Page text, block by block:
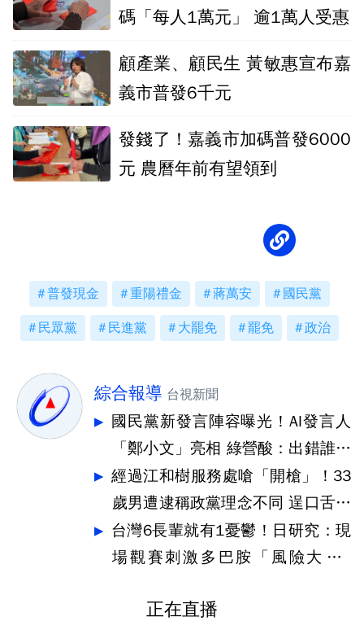
碼「每人1萬元」 逾1萬人受惠
顧產業、顧民生 黃敏惠宣布嘉
義市普發6千元
發錢了！嘉義市加碼普發6000
元 農曆年前有望領到
普發現金 重陽禮金 蔣萬安 國民黨
民眾黨 民進黨 大罷免 罷免 政治
綜合報導 台視新聞
國民黨新發言陣容曝光！AI發言人
「鄭小文」亮相 綠營酸：出錯誰負
責
經過江和樹服務處嗆「開槍」！33
歲男遭逮稱政黨理念不同 逞口舌之
快
台灣6長輩就有1憂鬱！日研究：現
場觀賽刺激多巴胺「風險大降3
正在直播